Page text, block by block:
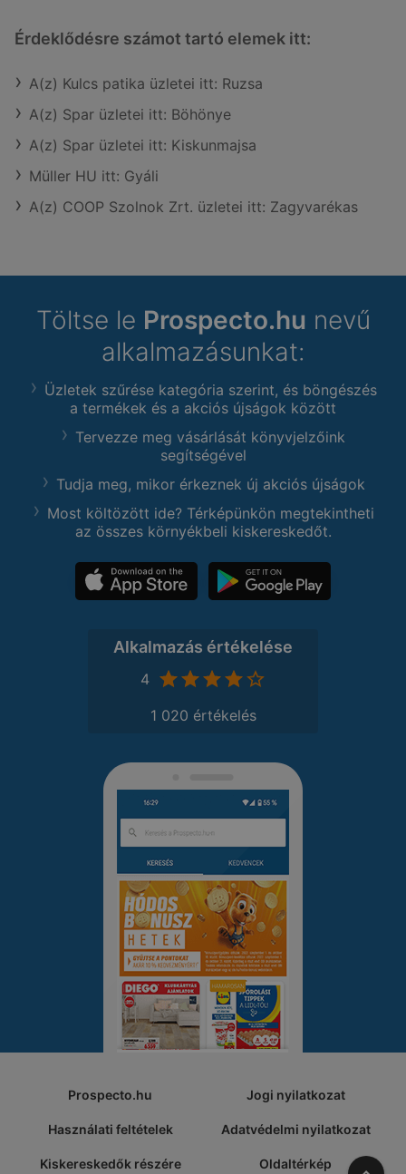
Érdeklődésre számot tartó elemek itt:
A(z) Kulcs patika üzletei itt: Ruzsa
A(z) Spar üzletei itt: Böhönye
A(z) Spar üzletei itt: Kiskunmajsa
Müller HU itt: Gyáli
A(z) COOP Szolnok Zrt. üzletei itt: Zagyvarékas
Töltse le Prospecto.hu nevű
alkalmazásunkat:
Üzletek szűrése kategória szerint, és böngészés
a termékek és a akciós újságok között
Tervezze meg vásárlását könyvjelzőink
segítségével
Tudja meg, mikor érkeznek új akciós újságok
Most költözött ide? Térképünkön megtekintheti
az összes környékbeli kiskereskedőt.
Alkalmazás értékelése
4
1 020 értékelés
Prospecto.hu Jogi nyilatkozat
Használati feltételek Adatvédelmi nyilatkozat
Kiskereskedők részére Oldaltérkép